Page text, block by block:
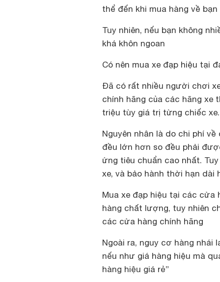
thể đến khi mua hàng về
Tuy nhiên, nếu bạn không
khá khôn ngoan
Có nên mua xe đạp hiệu tại
Đã có rất nhiều người chơi
chính hãng của các hãng
triệu tùy giá trị từng chiếc xe.
Nguyên nhân là do chi phí
đều lớn hơn so đều phải
ứng tiêu chuẩn cao nhất.
xe, và bảo hành thời hạn
Mua xe đạp hiệu tại các
hàng chất lượng, tuy nhiên
các cửa hàng chính hãng
Ngoài ra, nguy cơ hàng nhái
nếu như giá hàng hiệu mà
hàng hiệu giá rẻ”